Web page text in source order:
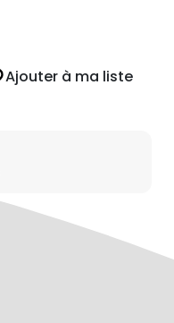
Ajouter à ma liste